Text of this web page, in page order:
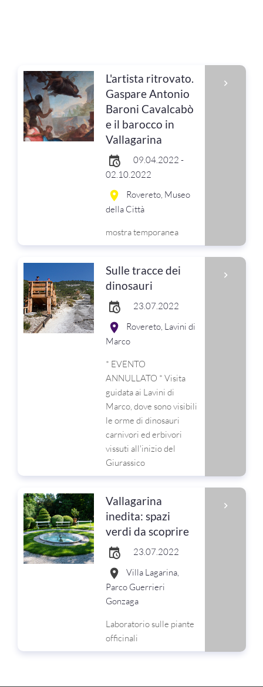
L'artista ritrovato.
Gaspare Antonio
Baroni Cavalcabò
e il barocco in
Vallagarina
09.04.2022 -
02.10.2022
Rovereto, Museo
della Città
mostra temporanea
Sulle tracce dei
dinosauri
23.07.2022
Rovereto, Lavini di
Marco
* EVENTO
ANNULLATO * Visita
guidata ai Lavini di
Marco, dove sono visibili
le orme di dinosauri
carnivori ed erbivori
vissuti all'inizio del
Giurassico
Vallagarina
inedita: spazi
verdi da scoprire
23.07.2022
Villa Lagarina,
Parco Guerrieri
Gonzaga
Laboratorio sulle piante
officinali